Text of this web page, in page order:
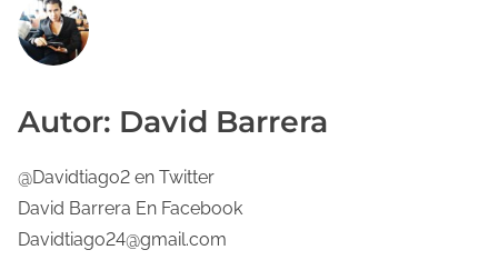
Autor: David Barrera
@Davidtiago2 en Twitter
David Barrera En Facebook
Davidtiago24@gmail.com